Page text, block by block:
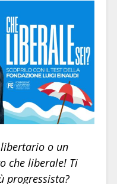
o un
che liberale! Ti
progressista?